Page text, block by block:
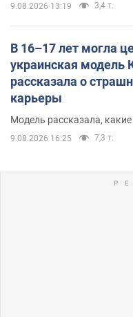
9.08.2026 13:19 3,4 т.
В 16–17 лет могла
украинская модель
рассказала о
карьеры
Модель рассказала,
9.08.2026 16:25 7,3 т.